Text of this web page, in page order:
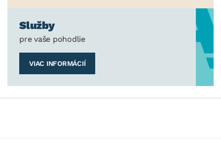
Služby
pre vaše pohodlie
VIAC INFORMÁCIÍ